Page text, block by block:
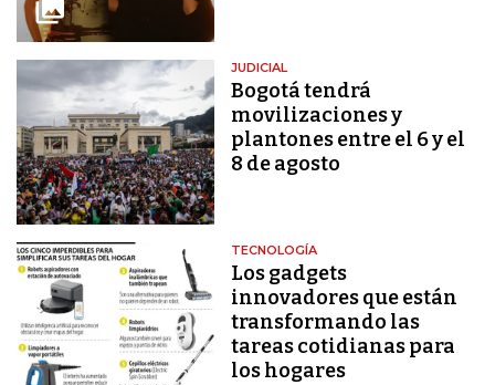
JUDICIAL
Bogotá tendrá
movilizaciones y
plantones entre el 6 y el
8 de agosto
TECNOLOGÍA
Los gadgets
innovadores que están
transformando las
tareas cotidianas para
los hogares